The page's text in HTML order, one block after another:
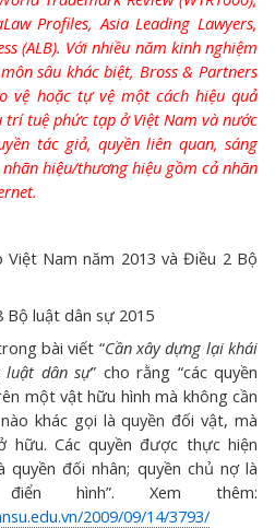
Profiles, Asia Leading Lawyers,
(ALB). Với nhiều năm kinh nghiệm
sâu khác biệt, Bross & Partners
vệ hoặc tự vệ một cách hiệu quả
tuệ phức tạp ở Việt Nam và nước
tác giả, quyền liên quan, sáng
hiệu/thương hiệu gồm cả nhãn
Việt Nam năm 2013 và Điều 2 Bộ
Bộ luật dân sự 2015
bài viết “Cần xây dựng lại khái
luật dân sự” cho rằng “các quyền
một vật hữu hình mà không cần
khác gọi là quyền đối vật, mà
hữu. Các quyền được thực hiện
đối nhân; quyền chủ nợ là
hình”. Xem thêm:
2009/09/14/3793/